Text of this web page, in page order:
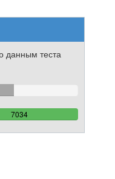
данным теста
7034
100%